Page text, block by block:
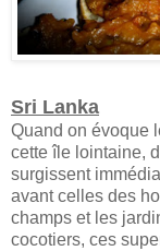
Sri Lanka
Quand on évoque
cette île lointaine,
surgissent
avant celles des
champs et les
cocotiers, ces